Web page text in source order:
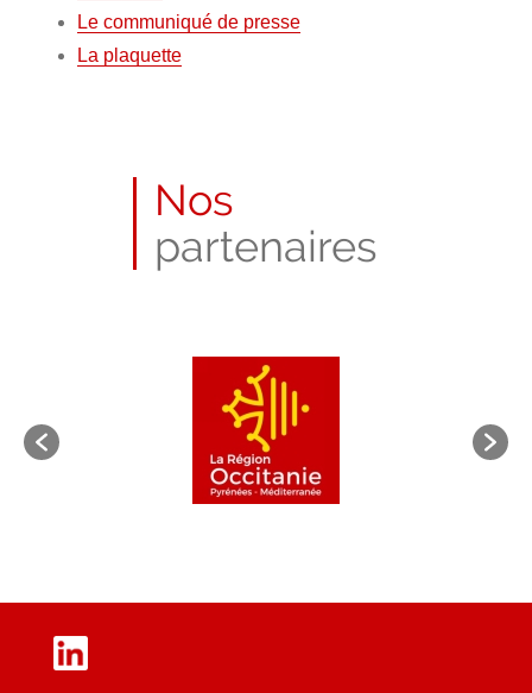
Le communiqué de presse
La plaquette
Nos
partenaires
LinkedIn